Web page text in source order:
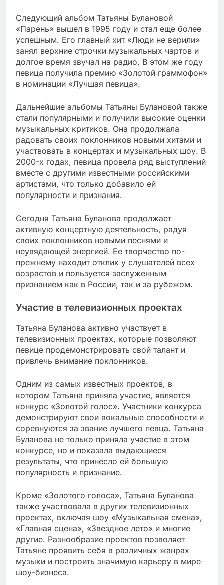
Следующий альбом Татьяны Булановой
«Парень» вышел в 1995 году и стал еще более
успешным. Его главный хит «Люди не верили»
занял верхние строчки музыкальных чартов и
долгое время звучал на радио. В этом же году
певица получила премию «Золотой граммофон»
в номинации «Лучшая певица».
Дальнейшие альбомы Татьяны Булановой также
стали популярными и получили высокие оценки
музыкальных критиков. Она продолжала
радовать своих поклонников новыми хитами и
участвовать в концертах и музыкальных шоу. В
2000-х годах, певица провела ряд выступлений
вместе с другими известными российскими
артистами, что только добавило ей
популярности и признания.
Сегодня Татьяна Буланова продолжает
активную концертную деятельность, радуя
своих поклонников новыми песнями и
неувядающей энергией. Ее творчество по-
прежнему находит отклик у слушателей всех
возрастов и пользуется заслуженным
признанием как в России, так и за рубежом.
Участие в телевизионных проектах
Татьяна Буланова активно участвует в
телевизионных проектах, которые позволяют
певице продемонстрировать свой талант и
привлечь внимание поклонников.
Одним из самых известных проектов, в
котором Татьяна приняла участие, является
конкурс «Золотой голос». Участники конкурса
демонстрируют свои вокальные способности и
соревнуются за звание лучшего певца. Татьяна
Буланова не только приняла участие в этом
конкурсе, но и показала выдающиеся
результаты, что принесло ей большую
популярность и признание.
Кроме «Золотого голоса», Татьяна Буланова
также участвовала в других телевизионных
проектах, включая шоу «Музыкальная смена»,
«Главная сцена», «Звездное лето» и многие
другие. Разнообразие проектов позволяет
Татьяне проявить себя в различных жанрах
музыки и построить значимую карьеру в мире
шоу-бизнеса.